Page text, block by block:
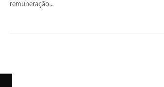
remuneração...